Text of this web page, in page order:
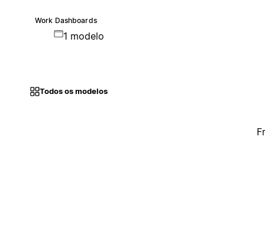
Work Dashboards
1 modelo
Todos os modelos